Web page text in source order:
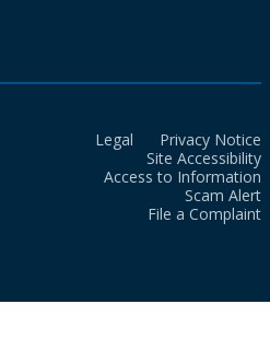
Legal
Privacy Notice
Site Accessibility
Access to Information
Scam Alert
File a Complaint